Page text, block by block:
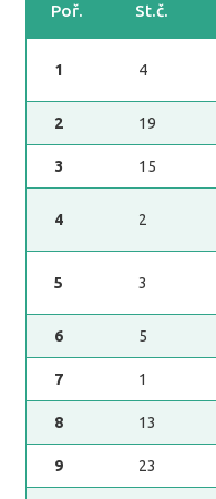
Poř. St.č.
1 4
2 19
3 15
4 2
5 3
6 5
7 1
8 13
9 23